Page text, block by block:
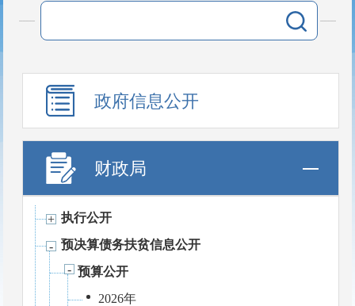
政府信息公开
财政局
执行公开
预决算债务扶贫信息公开
预算公开
2026年